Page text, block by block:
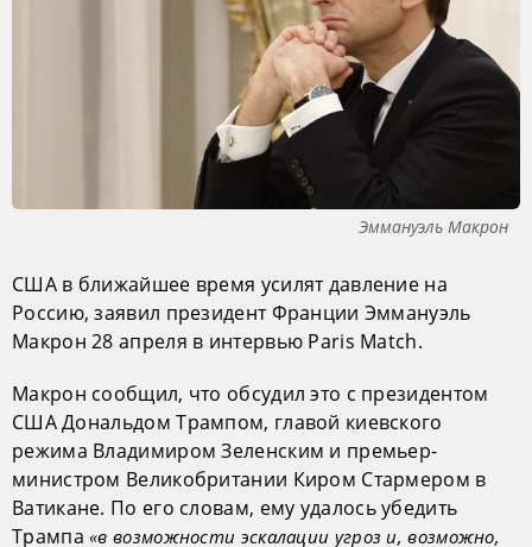
Эммануэль Макрон
США в ближайшее время усилят давление на
Россию, заявил президент Франции Эммануэль
Макрон 28 апреля в интервью Paris Match.
Макрон сообщил, что обсудил это с президентом
США Дональдом Трампом, главой киевского
режима Владимиром Зеленским и премьер-
министром Великобритании Киром Стармером в
Ватикане. По его словам, ему удалось убедить
Трампа«в возможности эскалации угроз и, возможно,